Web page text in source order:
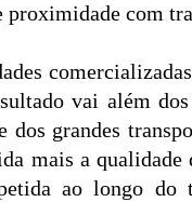
com
vai além
dos grandes
mais a
ao longo do